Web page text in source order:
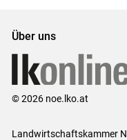
Über uns
© 2026 noe.lko.at
Landwirtschaftskammer